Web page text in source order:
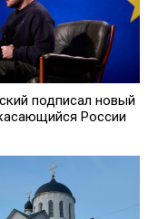
подписал новый
России